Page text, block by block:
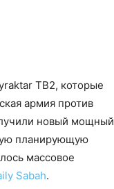
TB2, которые
армия против
новый мощный
планирующую
массовое
Sabah.